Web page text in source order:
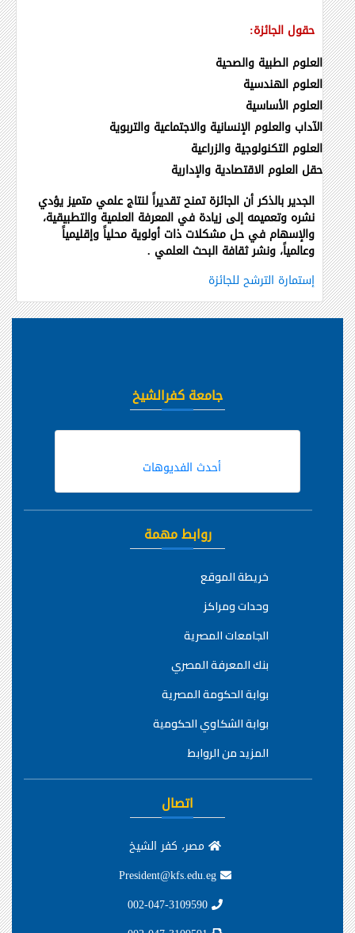
حقول الجائزة:
العلوم الطبية والصحية
العلوم الهندسية
العلوم الأساسية
الآداب والعلوم الإنسانية والاجتماعية والتربوية
العلوم التكنولوجية والزراعية
حقل العلوم الاقتصادية والإدارية
الجدير بالذكر أن الجائزة تمنح تقديراً لنتاج علمي متميز يؤدي
نشره وتعميمه إلى زيادة في المعرفة العلمية والتطبيقية،
والإسهام في حل مشكلات ذات أولوية محلياً وإقليمياً
وعالمياً، ونشر ثقافة البحث العلمي .
إستمارة الترشح للجائزة
جامعة كفرالشيخ
أحدث الفديوهات
روابط مهمة
خريطة الموقع
وحدات ومراكز
الجامعات المصرية
بنك المعرفة المصري
بوابة الحكومة المصرية
بوابة الشكاوي الحكومية
المزيد من الروابط
اتصال
مصر، كفر الشيخ